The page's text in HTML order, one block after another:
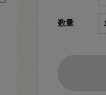
数量